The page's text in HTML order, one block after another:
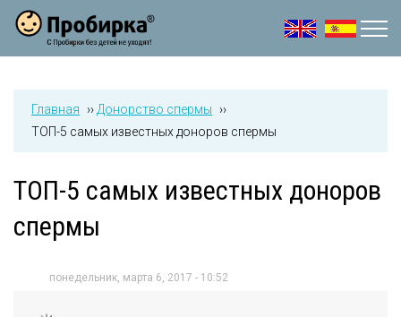
Jump to navigation
Главная ›› Донорство спермы
››
ТОП-5 самых известных доноров спермы
ТОП-5 самых известных доноров
спермы
понедельник, марта 6, 2017 - 10:52